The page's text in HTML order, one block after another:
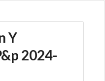
Y
2024-